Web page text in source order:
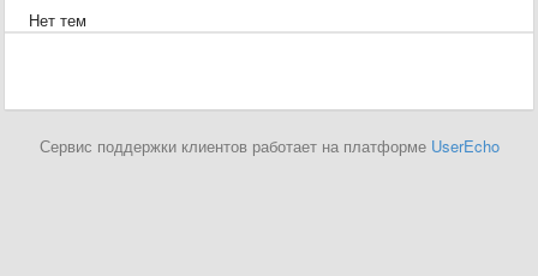
Нет тем
Сервис поддержки клиентов работает на платформе UserEcho